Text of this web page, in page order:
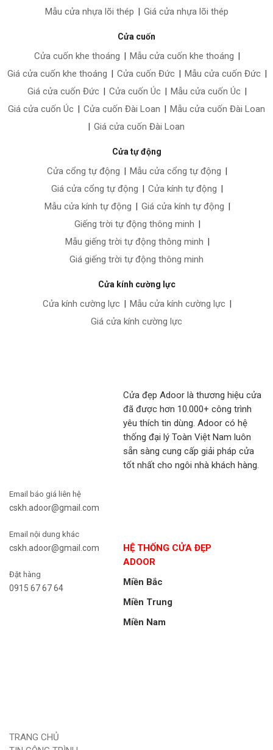
Mẫu cửa nhựa lõi thép | Giá cửa nhựa lõi thép
Cửa cuốn
Cửa cuốn khe thoáng | Mẫu cửa cuốn khe thoáng |
Giá cửa cuốn khe thoáng | Cửa cuốn Đức | Mẫu cửa cuốn Đức |
Giá cửa cuốn Đức | Cửa cuốn Úc | Mẫu cửa cuốn Úc |
Giá cửa cuốn Úc | Cửa cuốn Đài Loan | Mẫu cửa cuốn Đài Loan
| Giá cửa cuốn Đài Loan
Cửa tự động
Cửa cổng tự động | Mẫu cửa cổng tự động |
Giá cửa cổng tự động | Cửa kính tự động |
Mẫu cửa kính tự động | Giá cửa kính tự động |
Giếng trời tự động thông minh |
Mẫu giếng trời tự động thông minh |
Giá giếng trời tự động thông minh
Cửa kính cường lực
Cửa kính cường lực | Mẫu cửa kính cường lực |
Giá cửa kính cường lực
Email báo giá liên hệ
cskh.adoor@gmail.com
Email nội dung khác
cskh.adoor@gmail.com
Đặt hàng
0915 67 67 64
TRANG CHỦ
Cửa đẹp Adoor là thương hiệu cửa
đã được hơn 10.000+ công trình
yêu thích tin dùng. Adoor có hệ
thống đại lý Toàn Việt Nam luôn
sẵn sàng cung cấp giải pháp cửa
tốt nhất cho ngôi nhà khách hàng.
HỆ THỐNG CỬA ĐẸP
ADOOR
Miền Bắc
Miền Trung
Miền Nam